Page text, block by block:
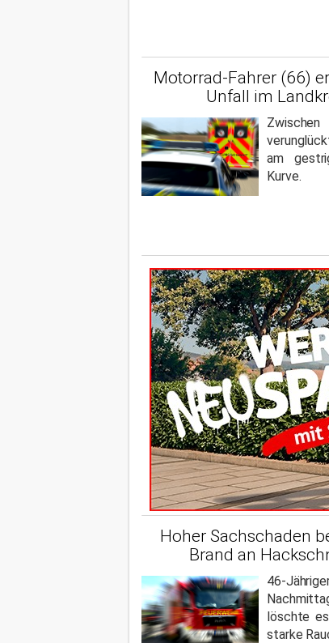
Motorrad-Fahrer (66)
Unfall im
am
Kurve.
Hoher Sachschaden
Brand an
46-
löschte
starke